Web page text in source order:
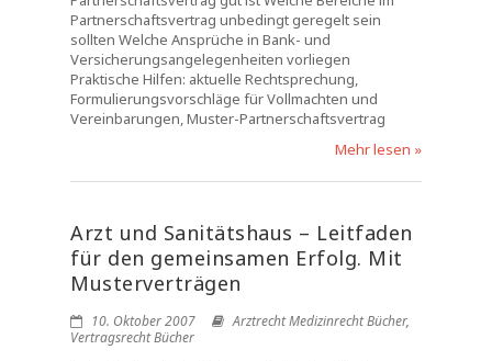
Partnerschaftsvertrag unbedingt geregelt sein
sollten Welche Ansprüche in Bank- und
Versicherungsangelegenheiten vorliegen
Praktische Hilfen: aktuelle Rechtsprechung,
Formulierungsvorschläge für Vollmachten und
Vereinbarungen, Muster-Partnerschaftsvertrag
Mehr lesen »
Arzt und Sanitätshaus – Leitfaden
für den gemeinsamen Erfolg. Mit
Musterverträgen
10. Oktober 2007 Arztrecht Medizinrecht Bücher,
Vertragsrecht Bücher